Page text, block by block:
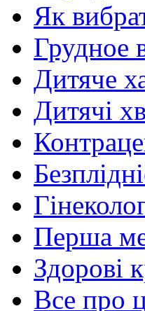
Як
Грудное
Дитяче
Дитячі
Перша
Здорові
Все про